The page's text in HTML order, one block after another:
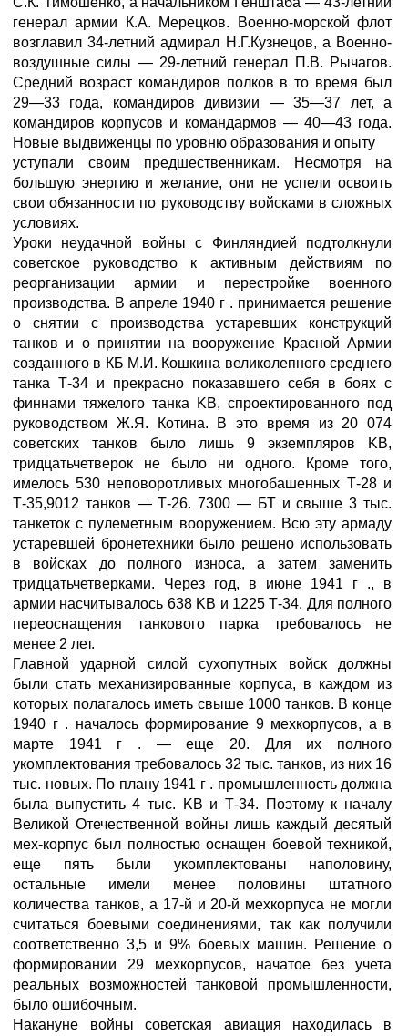
генерал армии К.А. Мерецков. Военно-морской флот
возглавил 34-летний адмирал Н.Г.Кузнецов, а Военно-
воздушные силы — 29-летний генерал П.В. Рычагов.
Средний возраст командиров полков в то время был
29—33 года, командиров дивизии — 35—37 лет, а
командиров корпусов и командармов — 40—43 года.
Новые выдвиженцы по уровню образования и опыту
уступали своим предшественникам. Несмотря на
большую энергию и желание, они не успели освоить
свои обязанности по руководству войсками в сложных
условиях.
Уроки неудачной войны с Финляндией подтолкнули
советское руководство к активным действиям по
реорганизации армии и перестройке военного
производства. В апреле 1940 г . принимается решение
о снятии с производства устаревших конструкций
танков и о принятии на вооружение Красной Армии
созданного в КБ М.И. Кошкина великолепного среднего
танка Т-34 и прекрасно показавшего себя в боях с
финнами тяжелого танка KB, спроектированного под
руководством Ж.Я. Котина. В это время из 20 074
советских танков было лишь 9 экземпляров KB,
тридцатьчетверок не было ни одного. Кроме того,
имелось 530 неповоротливых многобашенных Т-28 и
Т-35,9012 танков — Т-26. 7300 — БТ и свыше 3 тыс.
танкеток с пулеметным вооружением. Всю эту армаду
устаревшей бронетехники было решено использовать
в войсках до полного износа, а затем заменить
тридцатьчетверками. Через год, в июне 1941 г ., в
армии насчитывалось 638 KB и 1225 Т-34. Для полного
переоснащения танкового парка требовалось не
менее 2 лет.
Главной ударной силой сухопутных войск должны
были стать механизированные корпуса, в каждом из
которых полагалось иметь свыше 1000 танков. В конце
1940 г . началось формирование 9 мехкорпусов, а в
марте 1941 г . — еще 20. Для их полного
укомплектования требовалось 32 тыс. танков, из них 16
тыс. новых. По плану 1941 г . промышленность должна
была выпустить 4 тыс. KB и Т-34. Поэтому к началу
Великой Отечественной войны лишь каждый десятый
мех-корпус был полностью оснащен боевой техникой,
еще пять были укомплектованы наполовину,
остальные имели менее половины штатного
количества танков, а 17-й и 20-й мехкорпуса не могли
считаться боевыми соединениями, так как получили
соответственно 3,5 и 9% боевых машин. Решение о
формировании 29 мехкорпусов, начатое без учета
реальных возможностей танковой промышленности,
было ошибочным.
Накануне войны советская авиация находилась в